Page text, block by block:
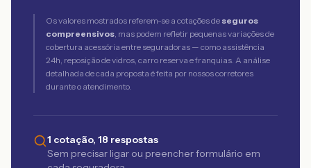
Os valores mostrados referem-se a cotações de seguros
compreensivos, mas podem refletir pequenas variações de
cobertura acessória entre seguradoras — como assistência
24h, reposição de vidros, carro reserva e franquias. A análise
detalhada de cada proposta é feita por nossos corretores
durante o atendimento.
1 cotação, 18 respostas
Sem precisar ligar ou preencher formulário em